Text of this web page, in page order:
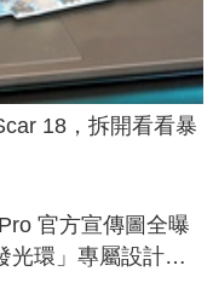
18，拆開看看暴
官方宣傳圖全曝
光環」專屬設計、